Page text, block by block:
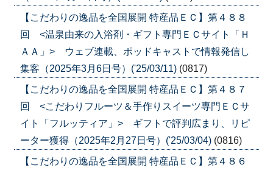
【こだわりの逸品を全国展開 特産品ＥＣ】第４８８
回 <温泉由来の入浴剤・ギフト専門ＥＣサイト「Ｈ
ＡＡ」> ウェブ連載、ポッドキャストで情報発信し
集客（2025年3月6日号）('25/03/11) (0817)
【こだわりの逸品を全国展開 特産品ＥＣ】第４８７
回 <こだわりフルーツ＆手作りスイーツ専門ＥＣサ
イト「フルッティア」> ギフトで評判広まり、リピ
ーター獲得（2025年2月27日号）('25/03/04) (0816)
【こだわりの逸品を全国展開 特産品ＥＣ】第４８６